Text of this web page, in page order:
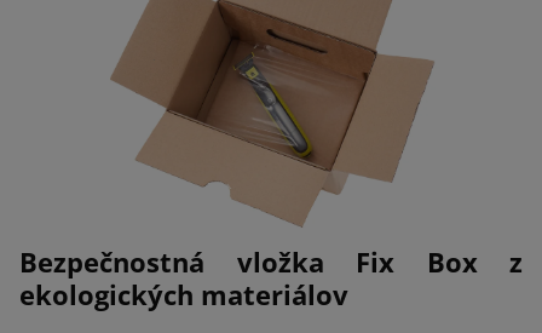
Bezpečnostná vložka Fix Box z
ekologických materiálov